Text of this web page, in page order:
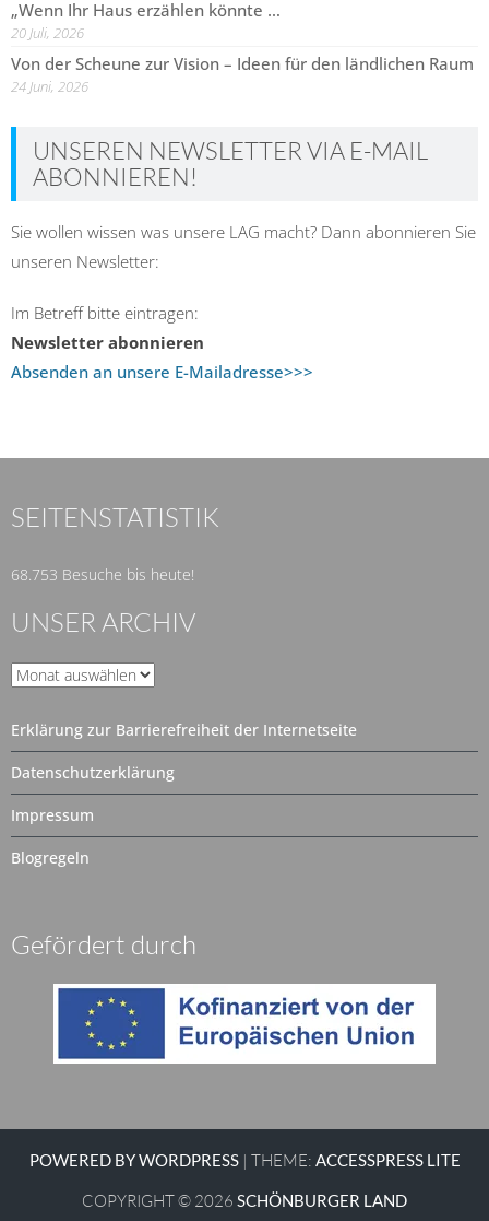
„Wenn Ihr Haus erzählen könnte …
20 Juli, 2026
Von der Scheune zur Vision – Ideen für den ländlichen Raum
24 Juni, 2026
UNSEREN NEWSLETTER VIA E-MAIL
ABONNIEREN!
Sie wollen wissen was unsere LAG macht? Dann abonnieren Sie
unseren Newsletter:
Im Betreff bitte eintragen:
Newsletter abonnieren
Absenden an unsere E-Mailadresse>>>
SEITENSTATISTIK
68.753 Besuche bis heute!
UNSER ARCHIV
Unser
Erklärung zur Barrierefreiheit der Internetseite
Datenschutzerklärung
Impressum
Blogregeln
Gefördert durch
POWERED BY WORDPRESS | THEME: ACCESSPRESS LITE
COPYRIGHT © 2026 SCHÖNBURGER LAND